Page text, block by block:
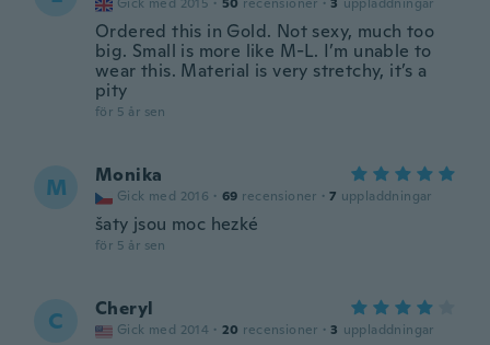
Ordered this in Gold. Not sexy, much too
big. Small is more like M-L. I’m unable to
wear this. Material is very stretchy, it’s a
pity
för 5 år sen
M Monika
Gick med 2016 · 69 recensioner · 7 uppladdningar
šaty jsou moc hezké
för 5 år sen
C Cheryl
Gick med 2014 · 20 recensioner · 3 uppladdningar